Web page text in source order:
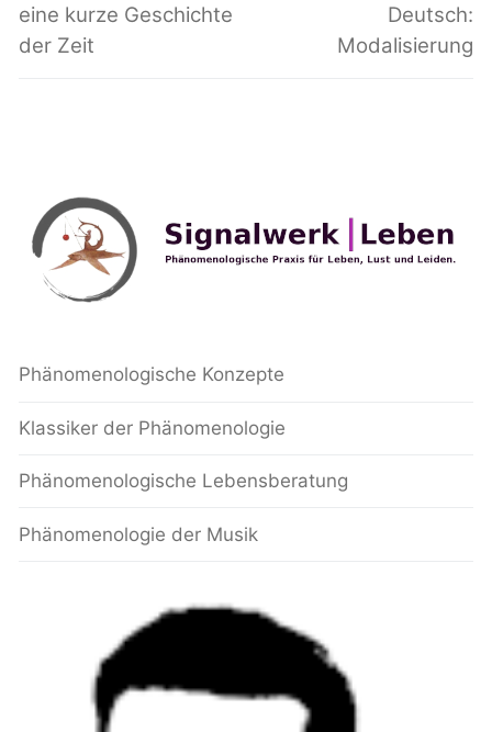
Beitrag:
eine kurze Geschichte
der Zeit
Deutsch:
Modalisierung
Phänomenologische Konzepte
Klassiker der Phänomenologie
Phänomenologische Lebensberatung
Phänomenologie der Musik